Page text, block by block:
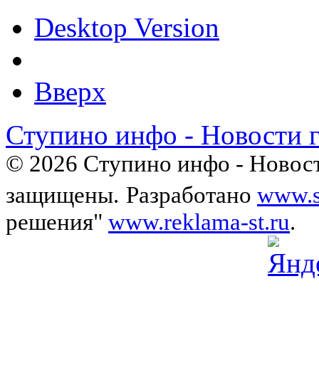
Desktop Version
Вверх
Ступино инфо - Новости
© 2026 Ступино инфо -
защищены. Разработано
решения" www.reklama-st.ru.